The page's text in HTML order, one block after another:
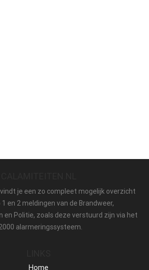
je een zo compleet mogelijk overzicht
en 2 meldingen van de Brandweer,
en Politie, zoals deze verstuurd zijn via het
alarmeringssysteem.
Home